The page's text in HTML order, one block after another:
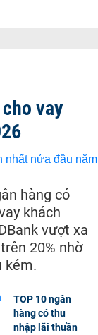
vay
hàng có
khách
vượt xa
20% nhờ
kém.
TOP 10 ngân
hàng có thu
nhập lãi thuần